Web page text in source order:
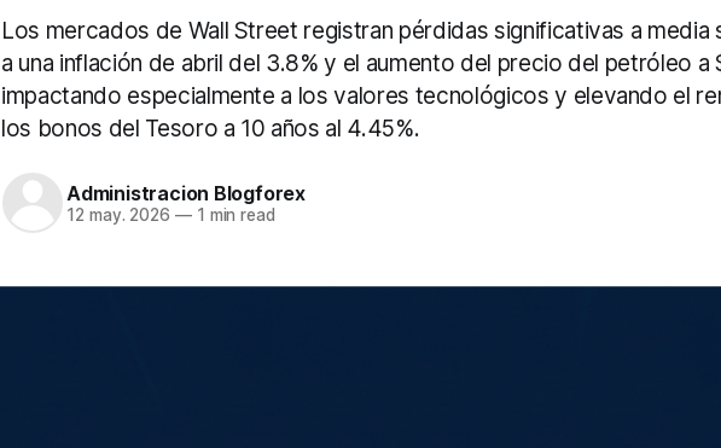
Los mercados de Wall Street registran pérdidas significativas a media
a una inflación de abril del 3.8% y el aumento del precio del petróleo a
impactando especialmente a los valores tecnológicos y elevando el
los bonos del Tesoro a 10 años al 4.45%.
Administracion Blogforex
12 may. 2026 —1 min read